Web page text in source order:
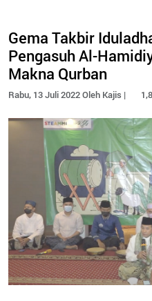
Gema Takbir
Pengasuh Al-
Makna Qurban
Rabu, 13 Juli 2022 Oleh Kajis |